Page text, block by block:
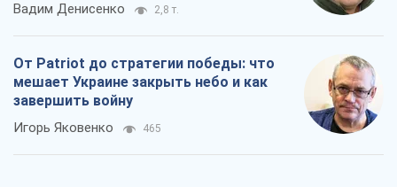
Вадим Денисенко 2,8 т.
От Patriot до стратегии победы: что
мешает Украине закрыть небо и как
завершить войну
Игорь Яковенко 465